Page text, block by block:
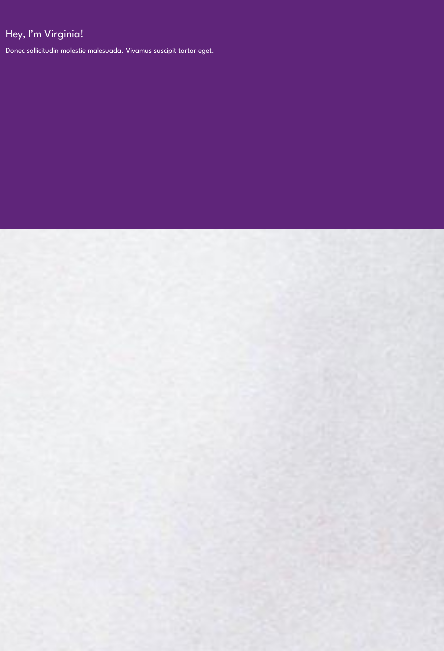
Hey, I’m Virginia!
Donec sollicitudin molestie malesuada. Vivamus suscipit tortor eget.